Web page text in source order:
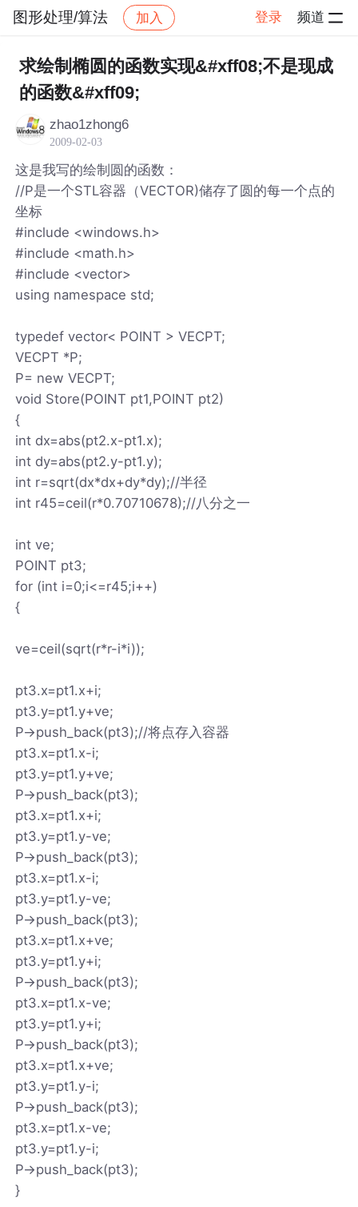
图形处理/算法 加入 登录 频道
社区 图形处理/算法 帖子详情
求绘制椭圆的函数实现&#xff08;不是现成
的函数&#xff09;
zhao1zhong6
2009-02-03
这是我写的绘制圆的函数：
//P是一个STL容器（VECTOR)储存了圆的每一个点的
坐标
#include <windows.h>
#include <math.h>
#include <vector>
using namespace std;
typedef vector< POINT > VECPT;
VECPT *P;
P= new VECPT;
void Store(POINT pt1,POINT pt2)
{
int dx=abs(pt2.x-pt1.x);
int dy=abs(pt2.y-pt1.y);
int r=sqrt(dx*dx+dy*dy);//半径
int r45=ceil(r*0.70710678);//八分之一
int ve;
POINT pt3;
for (int i=0;i<=r45;i++)
{
ve=ceil(sqrt(r*r-i*i));
pt3.x=pt1.x+i;
pt3.y=pt1.y+ve;
P->push_back(pt3);//将点存入容器
pt3.x=pt1.x-i;
pt3.y=pt1.y+ve;
P->push_back(pt3);
pt3.x=pt1.x+i;
pt3.y=pt1.y-ve;
P->push_back(pt3);
pt3.x=pt1.x-i;
pt3.y=pt1.y-ve;
P->push_back(pt3);
pt3.x=pt1.x+ve;
pt3.y=pt1.y+i;
P->push_back(pt3);
pt3.x=pt1.x-ve;
pt3.y=pt1.y+i;
P->push_back(pt3);
pt3.x=pt1.x+ve;
pt3.y=pt1.y-i;
P->push_back(pt3);
pt3.x=pt1.x-ve;
pt3.y=pt1.y-i;
P->push_back(pt3);
}